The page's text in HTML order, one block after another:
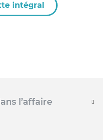
intégral
l’affaire